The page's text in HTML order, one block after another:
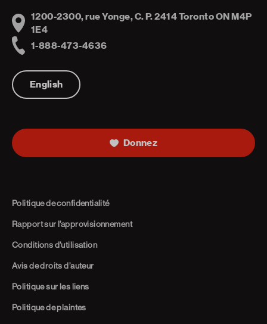
Address
1200-2300, rue Yonge, C. P. 2414 Toronto ON M4P
1E4
1-888-473-4636
English
Donnez
Politique de confidentialité
Rapport sur l’approvisionnement
Conditions d’utilisation
Avis de droits d’auteur
Politique sur les liens
Politique de plaintes